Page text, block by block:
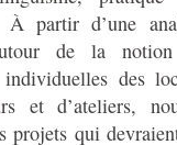
À partir d’une
de la notion
des
et d’ateliers,
projets qui